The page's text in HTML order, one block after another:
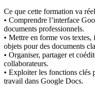
Ce que cette formation va
• Comprendre l’interface
documents professionnels.
• Mettre en forme vos textes,
objets pour des documents
• Organiser, partager et
collaborateurs.
• Exploiter les fonctions clés
travail dans Google Docs.